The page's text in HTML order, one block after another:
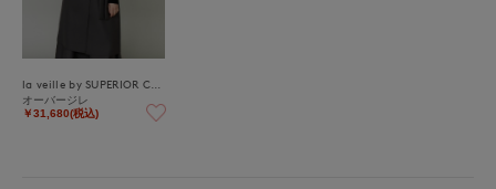
オーバージレ
￥31,680(税込)